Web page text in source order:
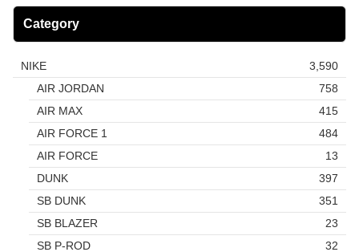
Category
NIKE
3,590
AIR JORDAN
758
AIR MAX
415
AIR FORCE 1
484
AIR FORCE
13
DUNK
397
SB DUNK
351
SB BLAZER
23
SB P-ROD
32